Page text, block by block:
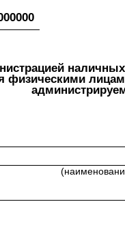
физическими